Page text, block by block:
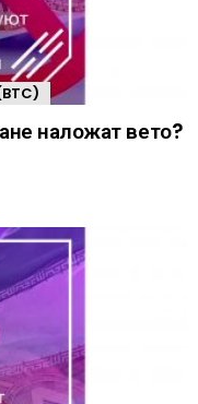
наложат вето?